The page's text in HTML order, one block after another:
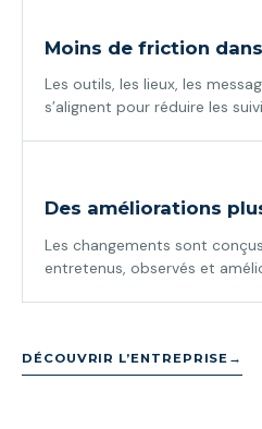
Moins de friction
Les outils, les lieux, les
s’alignent pour réduire les
Des améliorations
Les changements sont
entretenus, observés et
DÉCOUVRIR L’ENTREPRISE →